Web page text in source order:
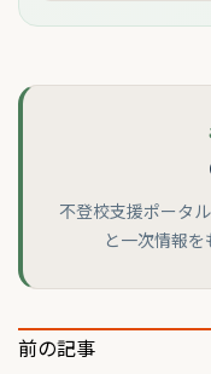
不登校支援ポータ
と一次情報を
投
前の記事